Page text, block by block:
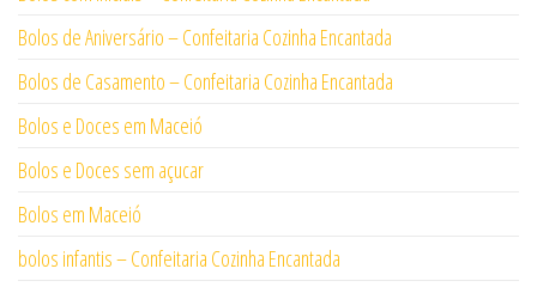
Bolos de Aniversário – Confeitaria Cozinha Encantada
Bolos de Casamento – Confeitaria Cozinha Encantada
Bolos e Doces em Maceió
Bolos e Doces sem açucar
Bolos em Maceió
bolos infantis – Confeitaria Cozinha Encantada